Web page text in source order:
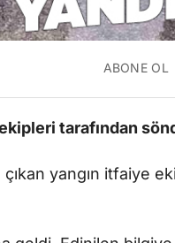
ABONE OL
tarafından
yangın itfaiye